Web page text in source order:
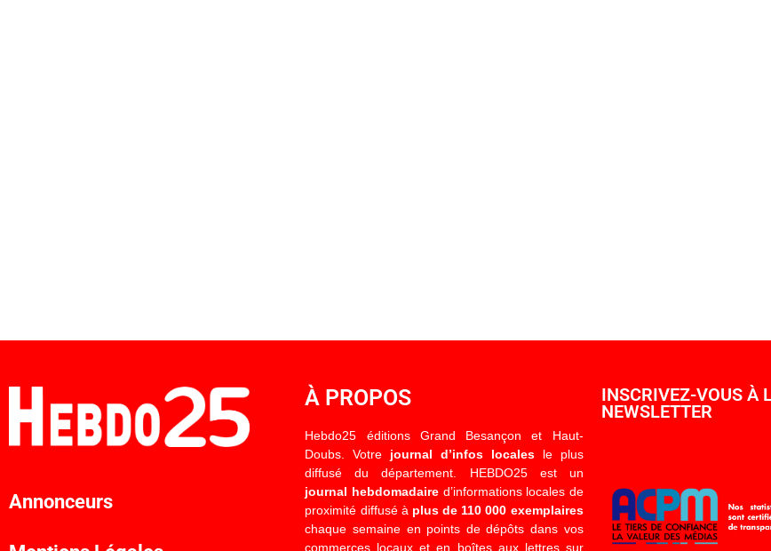
Annonceurs
À PROPOS
Hebdo25 éditions Grand Besançon et Haut-
Doubs. Votre journal d’infos localesle plus
diffusé du département. HEBDO25 est un
journal hebdomadaired’informations locales de
proximité diffusé à plus de 110 000 exemplaires
chaque semaine en points de dépôts dans vos
commerces locaux et en boîtes aux lettres sur
INSCRIVEZ-VOUS À
NEWSLETTER